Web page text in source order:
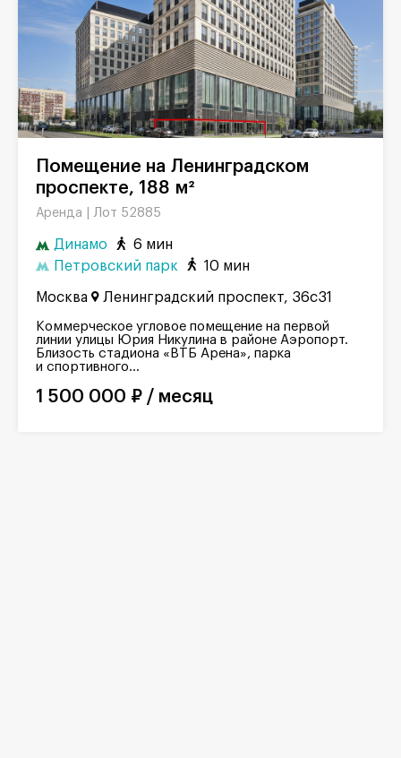
Помещение на Ленинградском
проспекте, 188 м²
Аренда | Лот 52885
Динамо
6 мин
Петровский парк
10 мин
Москва Ленинградский проспект, 36с31
Коммерческое угловое помещение на первой
линии улицы Юрия Никулина в районе Аэропорт.
Близость стадиона «ВТБ Арена», парка
и спортивного...
1 500 000 ₽ / месяц